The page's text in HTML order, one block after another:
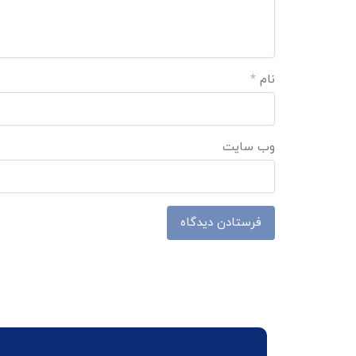
نام *
وب‌ سایت